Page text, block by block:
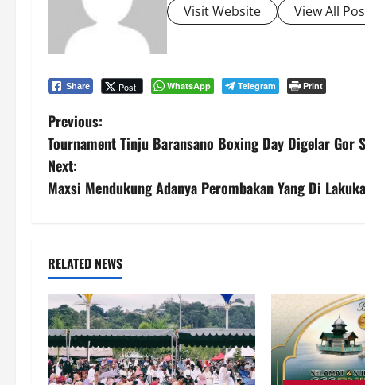
Visit Website View All
Share Post WhatsApp Telegram Print
P
o
s
n
a
v
i
Previous:
Tournament Tinju Baransano Boxing Day Digelar Gor
Next:
Maxsi Mendukung Adanya Perombakan Yang Di
RELATED NEWS